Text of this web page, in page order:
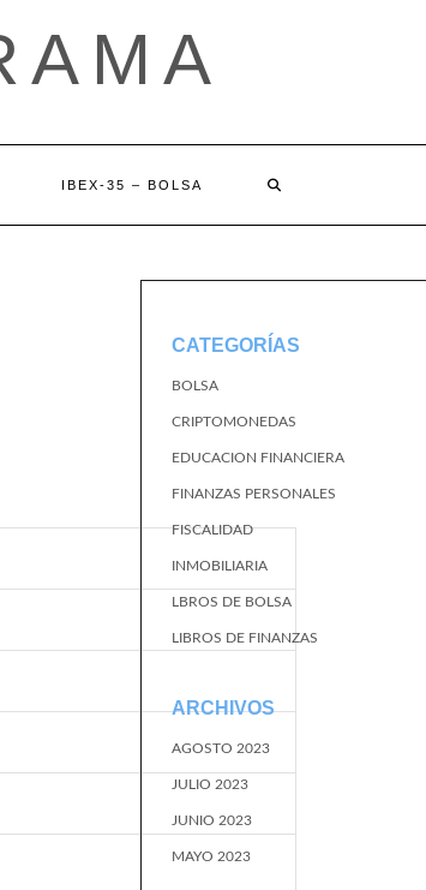
IBEX-35 – BOLSA
CATEGORÍAS
BOLSA
CRIPTOMONEDAS
EDUCACION FINANCIERA
FINANZAS PERSONALES
FISCALIDAD
INMOBILIARIA
LBROS DE BOLSA
LIBROS DE FINANZAS
ARCHIVOS
AGOSTO 2023
JULIO 2023
JUNIO 2023
MAYO 2023